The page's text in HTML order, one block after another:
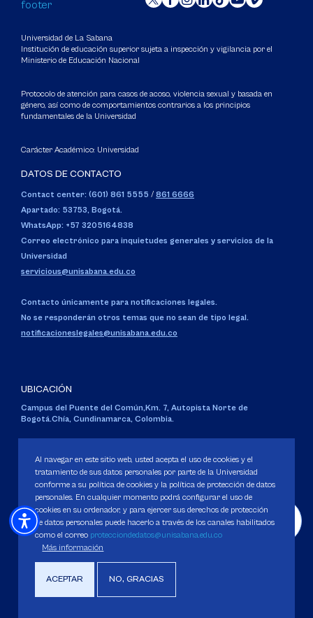
Universidad de La Sabana
Institución de educación superior sujeta a inspección y vigilancia por el
Ministerio de Educación Nacional
Protocolo de atención para casos de acoso, violencia sexual y basada en
género, así como de comportamientos contrarios a los principios
fundamentales de la Universidad
Carácter Académico: Universidad
DATOS DE CONTACTO
Contact center: (601) 861 5555 / 861 6666
Apartado: 53753, Bogotá.
WhatsApp: +57 3205164838
Correo electrónico para inquietudes generales y servicios de la
Universidad
servicious@unisabana.edu.co
Contacto únicamente para notificaciones legales.
No se responderán otros temas que no sean de tipo legal.
notificacioneslegales@unisabana.edu.co
UBICACIÓN
Campus del Puente del Común,Km. 7, Autopista Norte de
Bogotá.Chía, Cundinamarca, Colombia.
Personería Jurídica:Resolución 130 del 14 de enero de 1980.
Ministerio de Educación Nacional.
Política de Protección de datos
Derechos Pecuniarios
Al navegar en este sitio web, usted acepta el uso de cookies y el
tratamiento de sus datos personales por parte de la Universidad
conforme a su política de cookies y la política de protección de datos
personales. En cualquier momento podrá configurar el uso de
cookies en su ordenador, y para ejercer sus derechos de protección
de datos personales puede hacerlo a través de los canales habilitados
como el correo protecciondedatos@unisabana.edu.co
Más información
ACEPTAR NO, GRACIAS